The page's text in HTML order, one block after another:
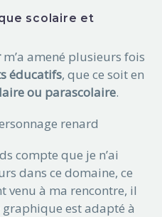
scolaire et
m’a amené plusieurs fois
éducatifs, que ce soit en
ou parascolaire.
compte que je n’ai
dans ce domaine, ce
venu à ma rencontre, il
est adapté à